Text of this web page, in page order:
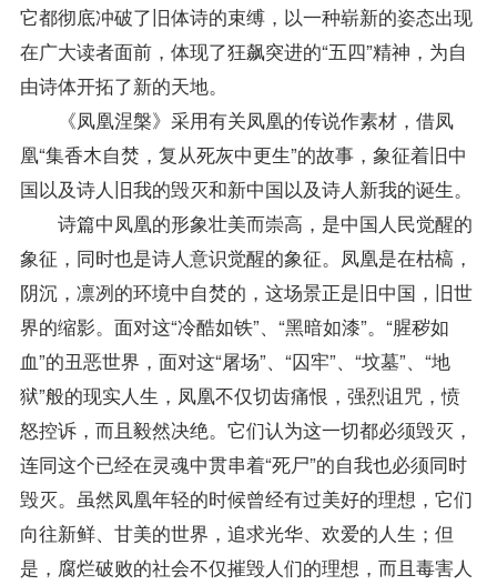
它都彻底冲破了旧体诗的束缚，以一种崭新的姿态出现
在广大读者面前，体现了狂飙突进的“五四”精神，为自
由诗体开拓了新的天地。
《凤凰涅槃》采用有关凤凰的传说作素材，借凤
凰“集香木自焚，复从死灰中更生”的故事，象征着旧中
国以及诗人旧我的毁灭和新中国以及诗人新我的诞生。
诗篇中凤凰的形象壮美而崇高，是中国人民觉醒的
象征，同时也是诗人意识觉醒的象征。凤凰是在枯槁，
阴沉，凛冽的环境中自焚的，这场景正是旧中国，旧世
界的缩影。面对这“冷酷如铁”、“黑暗如漆”。“腥秽如
血”的丑恶世界，面对这“屠场”、“囚牢”、“坟墓”、“地
狱”般的现实人生，凤凰不仅切齿痛恨，强烈诅咒，愤
怒控诉，而且毅然决绝。它们认为这一切都必须毁灭，
连同这个已经在灵魂中贯串着“死尸”的自我也必须同时
毁灭。虽然凤凰年轻的时候曾经有过美好的理想，它们
向往新鲜、甘美的世界，追求光华、欢爱的人生；但
是，腐烂破败的社会不仅摧毁人们的理想，而且毒害人